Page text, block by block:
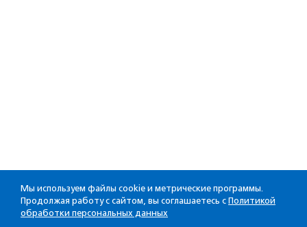
Мы используем файлы cookie и метрические программы.
Продолжая работу с сайтом, вы соглашаетесь с Политикой
обработки персональных данных